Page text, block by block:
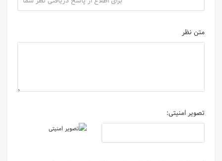
متن نظر
تصویر امنیتی: